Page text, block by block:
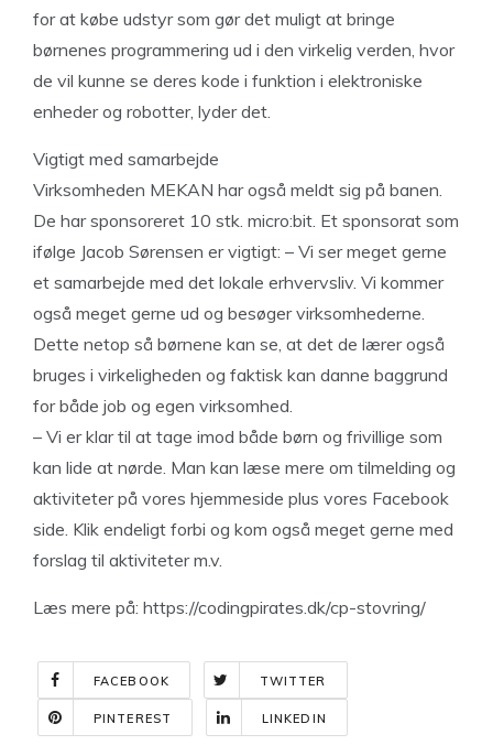
for at købe udstyr som gør det muligt at bringe
børnenes programmering ud i den virkelig verden, hvor
de vil kunne se deres kode i funktion i elektroniske
enheder og robotter, lyder det.
Vigtigt med samarbejde
Virksomheden MEKAN har også meldt sig på banen.
De har sponsoreret 10 stk. micro:bit. Et sponsorat som
ifølge Jacob Sørensen er vigtigt: – Vi ser meget gerne
et samarbejde med det lokale erhvervsliv. Vi kommer
også meget gerne ud og besøger virksomhederne.
Dette netop så børnene kan se, at det de lærer også
bruges i virkeligheden og faktisk kan danne baggrund
for både job og egen virksomhed.
– Vi er klar til at tage imod både børn og frivillige som
kan lide at nørde. Man kan læse mere om tilmelding og
aktiviteter på vores hjemmeside plus vores Facebook
side. Klik endeligt forbi og kom også meget gerne med
forslag til aktiviteter m.v.
Læs mere på: https://codingpirates.dk/cp-stovring/
FACEBOOK TWITTER
PINTEREST LINKEDIN